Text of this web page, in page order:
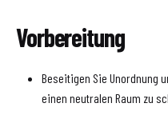
Vorbereitung
Beseitigen Sie Unordnung
einen neutralen Raum zu